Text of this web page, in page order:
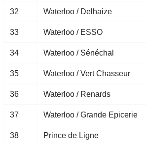
32 Waterloo / Delhaize
33 Waterloo / ESSO
34 Waterloo / Sénéchal
35 Waterloo / Vert Chasseur
36 Waterloo / Renards
37 Waterloo / Grande Epicerie
38 Prince de Ligne